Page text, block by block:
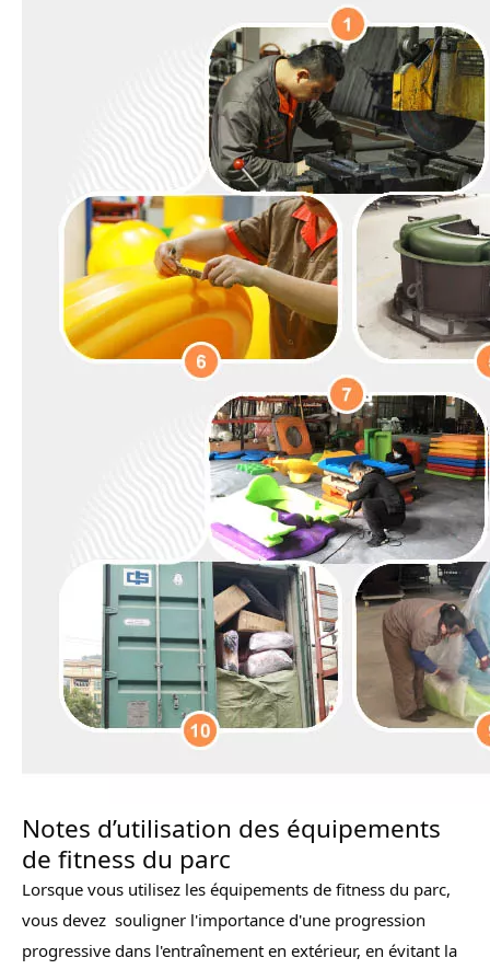
Notes d’utilisation des équipements
de fitness du parc
Lorsque vous utilisez les équipements de fitness du parc,
vous devez souligner l'importance d'une progression
progressive dans l'entraînement en extérieur, en évitant la